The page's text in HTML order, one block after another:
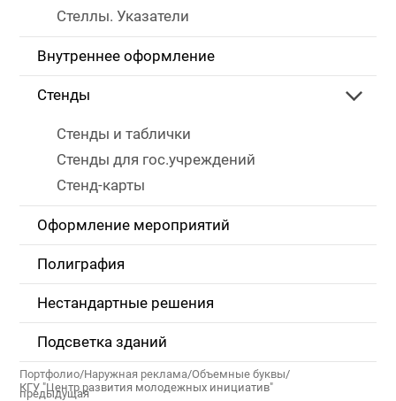
Стеллы. Указатели
Внутреннее оформление
Стенды
Стенды и таблички
Стенды для гос.учреждений
Стенд-карты
Оформление мероприятий
Полиграфия
Нестандартные решения
Подсветка зданий
Портфолио/Наружная реклама/Объемные буквы/
КГУ "Центр развития молодежных инициатив"
предыдущая